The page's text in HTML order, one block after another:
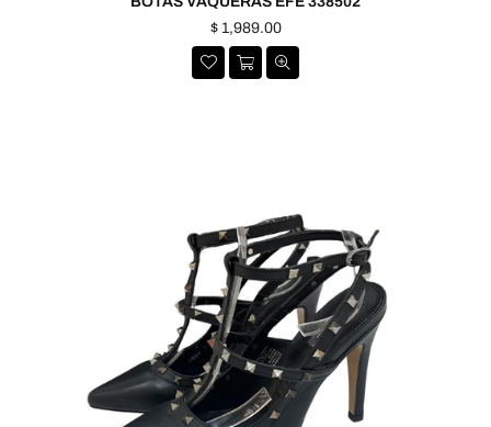
Precio
habitual
$ 1,989.00